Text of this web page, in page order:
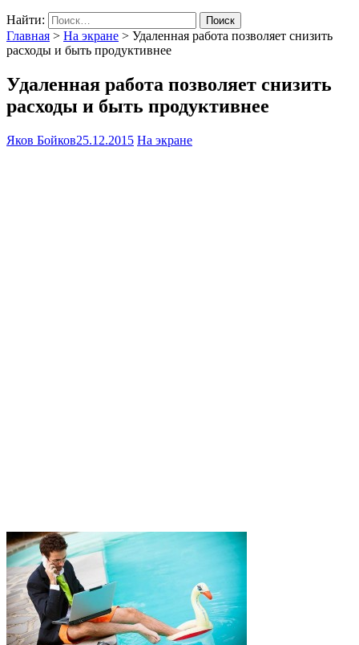
Найти:
Главная > На экране > Удаленная работа позволяет снизить
расходы и быть продуктивнее
Удаленная работа позволяет снизить
расходы и быть продуктивнее
Яков Бойков25.12.2015 На экране